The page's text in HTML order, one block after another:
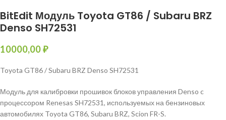
BitEdit Модуль Toyota GT86 / Subaru BRZ
Denso SH72531
10000,00₽
Toyota GT86 / Subaru BRZ Denso SH72531
Модуль для калибровки прошивок блоков управления Denso c
процессором Renesas SH72531, используемых на бензиновых
автомобилях Toyota GT86, Subaru BRZ, Scion FR-S.